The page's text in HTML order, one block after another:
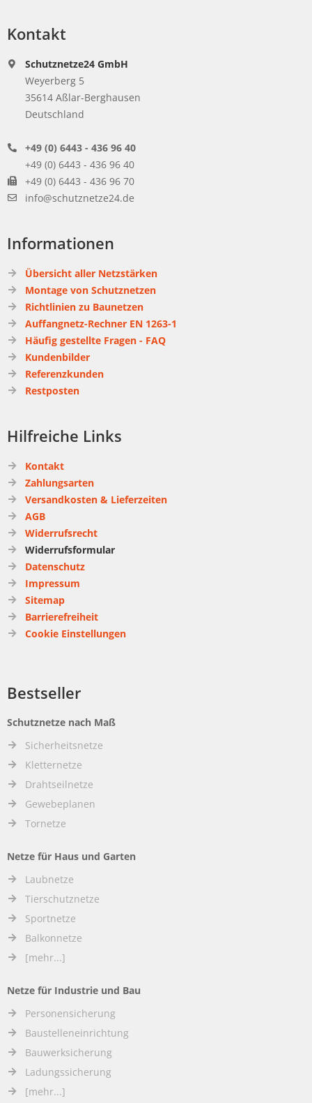
Kontakt
Schutznetze24 GmbH
Weyerberg 5
35614 Aßlar-Berghausen
Deutschland
+49 (0) 6443 - 436 96 40
+49 (0) 6443 - 436 96 40
+49 (0) 6443 - 436 96 70
info@schutznetze24.de
Informationen
Übersicht aller Netzstärken
Montage von Schutznetzen
Richtlinien zu Baunetzen
Auffangnetz-Rechner EN 1263-1
Häufig gestellte Fragen - FAQ
Kundenbilder
Referenzkunden
Restposten
Hilfreiche Links
Kontakt
Zahlungsarten
Versandkosten & Lieferzeiten
AGB
Widerrufsrecht
Widerrufsformular
Datenschutz
Impressum
Sitemap
Barrierefreiheit
Cookie Einstellungen
Bestseller
Schutznetze nach Maß
Sicherheitsnetze
Kletternetze
Drahtseilnetze
Gewebeplanen
Tornetze
Netze für Haus und Garten
Laubnetze
Tierschutznetze
Sportnetze
Balkonnetze
[mehr...]
Netze für Industrie und Bau
Personensicherung
Baustelleneinrichtung
Bauwerksicherung
Ladungssicherung
[mehr...]